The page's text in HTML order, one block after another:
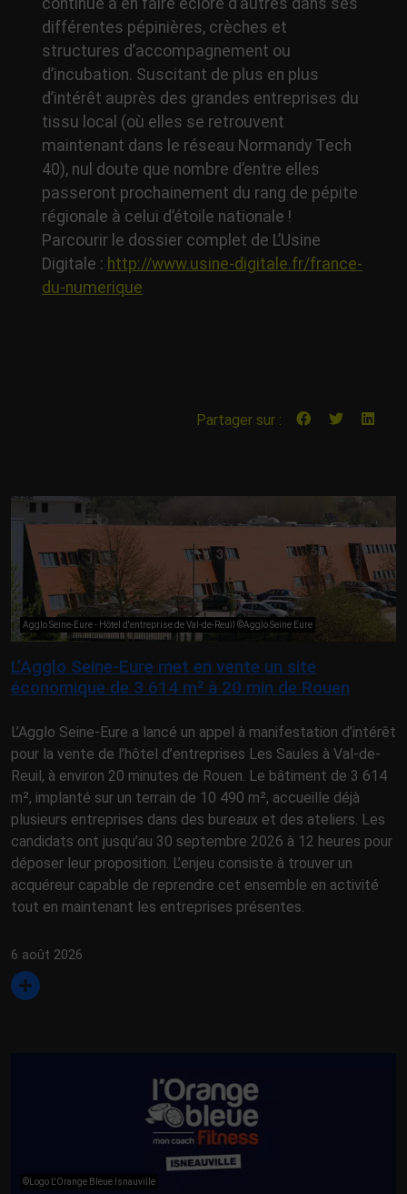
continue à en faire éclore d’autres dans ses
différentes pépinières, crèches et
structures d’accompagnement ou
d’incubation. Suscitant de plus en plus
d’intérêt auprès des grandes entreprises du
tissu local (où elles se retrouvent
maintenant dans le réseau Normandy Tech
40), nul doute que nombre d’entre elles
passeront prochainement du rang de pépite
régionale à celui d’étoile nationale !
Parcourir le dossier complet de L’Usine
Digitale : http://www.usine-digitale.fr/france-
du-numerique
Partager sur :
Agglo Seine-Eure - Hôtel d'entreprise de Val-de-Reuil ©Agglo Seine Eure
L’Agglo Seine-Eure met en vente un site
économique de 3 614 m² à 20 min de Rouen
L’Agglo Seine-Eure a lancé un appel à manifestation d’intérêt
pour la vente de l’hôtel d’entreprises Les Saules à Val-de-
Reuil, à environ 20 minutes de Rouen. Le bâtiment de 3 614
m², implanté sur un terrain de 10 490 m², accueille déjà
plusieurs entreprises dans des bureaux et des ateliers. Les
candidats ont jusqu’au 30 septembre 2026 à 12 heures pour
déposer leur proposition. L’enjeu consiste à trouver un
acquéreur capable de reprendre cet ensemble en activité
tout en maintenant les entreprises présentes.
6 août 2026
©Logo L'Orange Bleue Isnauville